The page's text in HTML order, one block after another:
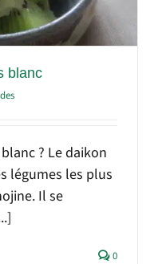
blanc
? Le daikon
légumes les plus
Il se
0